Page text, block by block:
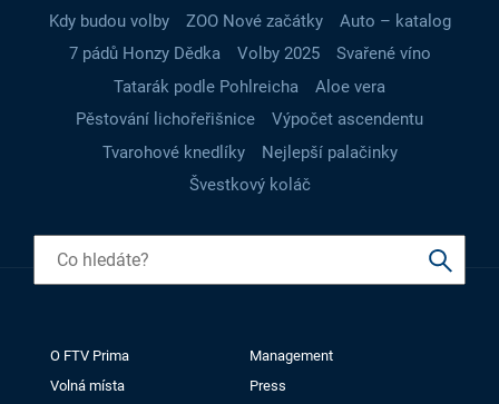
Kdy budou volby
ZOO Nové začátky
Auto – katalog
7 pádů Honzy Dědka
Volby 2025
Svařené víno
Tatarák podle Pohlreicha
Aloe vera
Pěstování lichořeřišnice
Výpočet ascendentu
Tvarohové knedlíky
Nejlepší palačinky
Švestkový koláč
O FTV Prima
Management
Volná místa
Press